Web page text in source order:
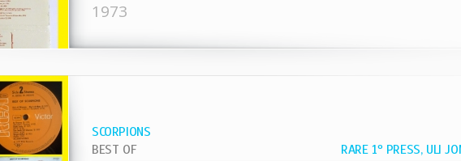
1973
SCORPIONS
BEST OF